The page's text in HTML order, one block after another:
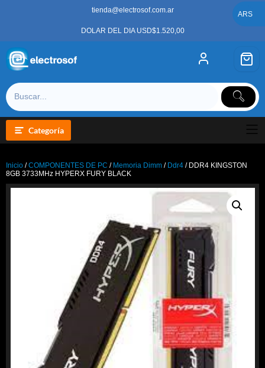
tienda@electrosof.com.ar
DOLAR DEL DIA USD$1.520,00
Categoría
Inicio /COMPONENTES DE PC / Memoria Dimm / Ddr4 / DDR4 KINGSTON
8GB 3733MHz HYPERX FURY BLACK
ARS